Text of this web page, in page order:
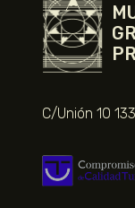
C/Unión 10